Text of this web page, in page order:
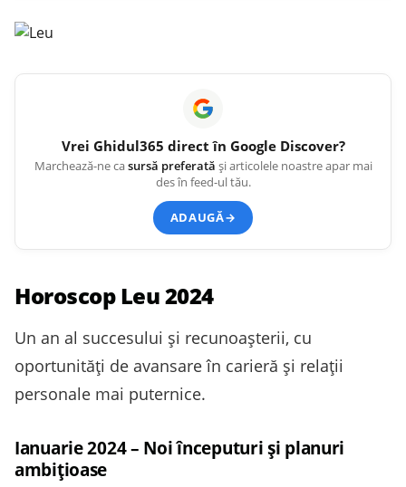
Vrei Ghidul365 direct în Google Discover?
Marchează-ne casursă preferată și articolele noastre apar mai
des în feed-ul tău.
ADAUGĂ→
Horoscop Leu 2024
Un an al succesului și recunoașterii, cu
oportunități de avansare în carieră și relații
personale mai puternice.
Ianuarie 2024 – Noi începuturi și planuri
ambițioase